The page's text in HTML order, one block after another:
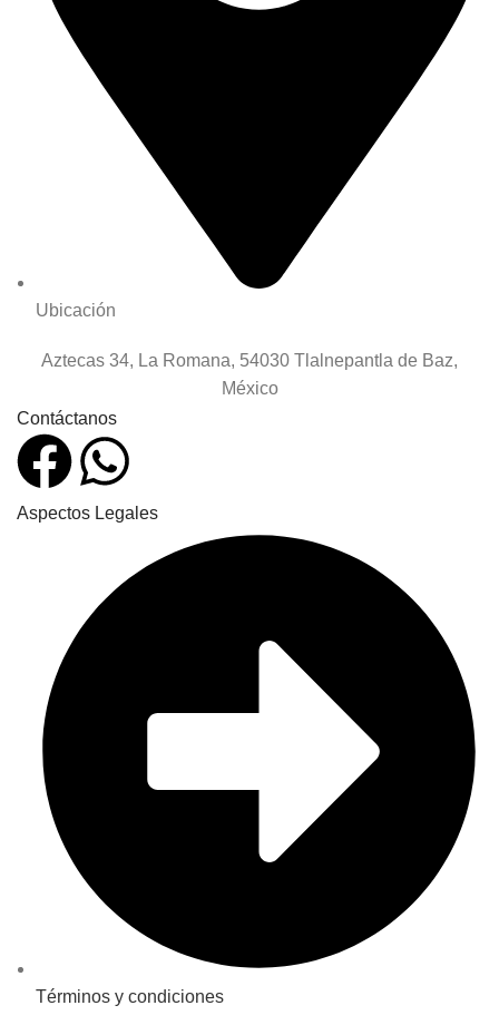
Ubicación
Aztecas 34, La Romana, 54030 Tlalnepantla de Baz,
México
Contáctanos
Aspectos Legales
Términos y condiciones